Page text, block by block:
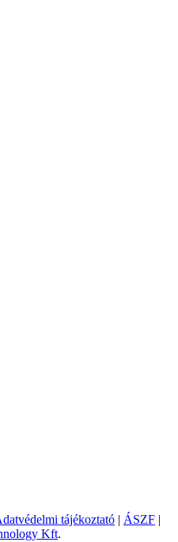
tájékoztató | ÁSZF |
Kft.